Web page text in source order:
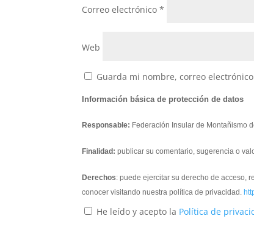
Correo electrónico*
Web
Guarda mi nombre, correo
Información básica de protección de datos
Responsable: Federación Insular de Montañismo
Finalidad: publicar su comentario, sugerencia o
Derechos: puede ejercitar su derecho de acceso,
conocer visitando nuestra política de privacidad.
He leído y acepto la Política de